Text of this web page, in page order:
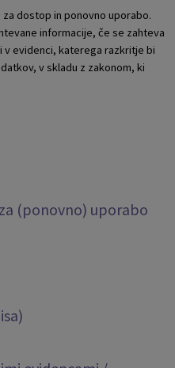
dostop in ponovno uporabo.
informacije, če se zahteva
v evidenci, katerega razkritje bi
v skladu z zakonom, ki
(ponovno) uporabo